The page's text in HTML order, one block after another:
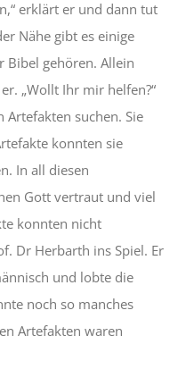
erklärt er und dann tut
Nähe gibt es einige
Bibel gehören. Allein
„Wollt Ihr mir helfen?“
Artefakten suchen. Sie
konnten sie
In all diesen
Gott vertraut und viel
konnten nicht
Dr Herbarth ins Spiel. Er
und lobte die
noch so manches
Artefakten waren